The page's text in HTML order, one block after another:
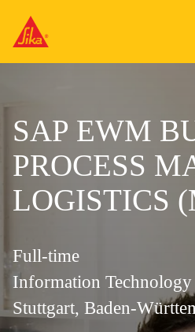
SAP EWM
PROCESS
LOGISTICS
Full-time
Information Technology
Stuttgart, Baden-